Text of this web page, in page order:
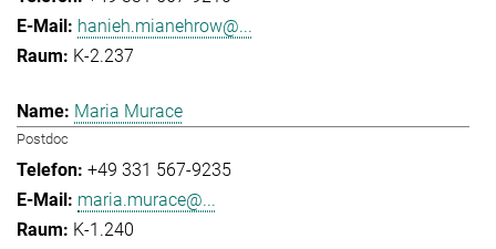
hanieh.mianehrow@...
K-2.237
Maria Murace
Postdoc
+49 331 567-9235
maria.murace@...
K-1.240